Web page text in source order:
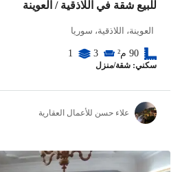
للبيع شقة في اللاذقية / العوينة
العوينة، اللاذقية، سوريا
90 م² 3
1
سكني: شقة/منزل
علاء حسن للأعمال العقارية